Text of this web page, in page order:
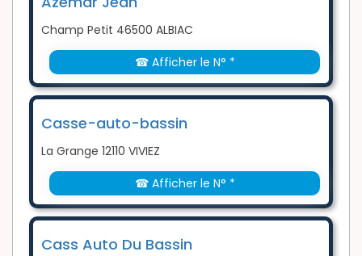
Champ Petit 46500 ALBIAC
☎ Afficher le N° *
Casse-auto-bassin
La Grange 12110 VIVIEZ
☎ Afficher le N° *
Cass Auto Du Bassin